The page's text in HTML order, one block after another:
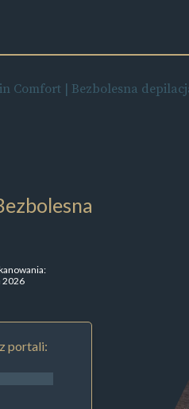
Comfort | Bezbolesna
2026
portali: